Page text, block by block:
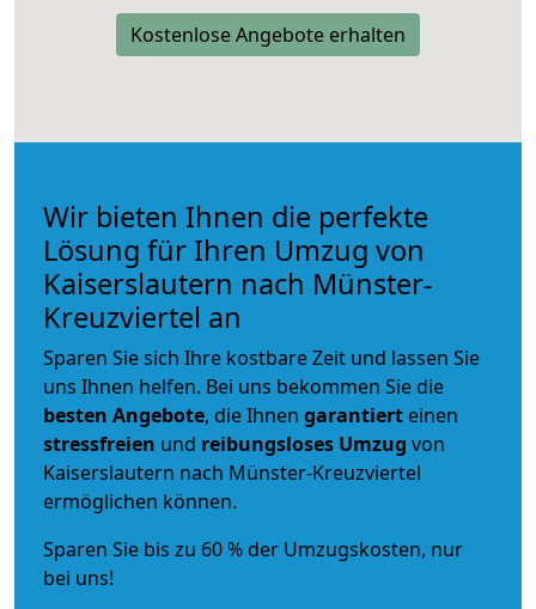
Kostenlose Angebote erhalten
Wir bieten Ihnen die perfekte
Lösung für Ihren Umzug von
Kaiserslautern nach Münster-
Kreuzviertel an
Sparen Sie sich Ihre kostbare Zeit und lassen Sie
uns Ihnen helfen. Bei uns bekommen Sie die
besten Angebote, die Ihnen garantiert einen
stressfreien und reibungsloses Umzug von
Kaiserslautern nach Münster-Kreuzviertel
ermöglichen können.
Sparen Sie bis zu 60 % der Umzugskosten, nur
bei uns!